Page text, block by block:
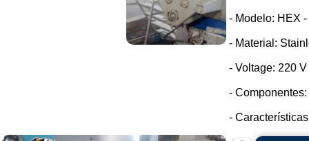
- Modelo: HEX
- Material:
- Voltage: 220
-
-